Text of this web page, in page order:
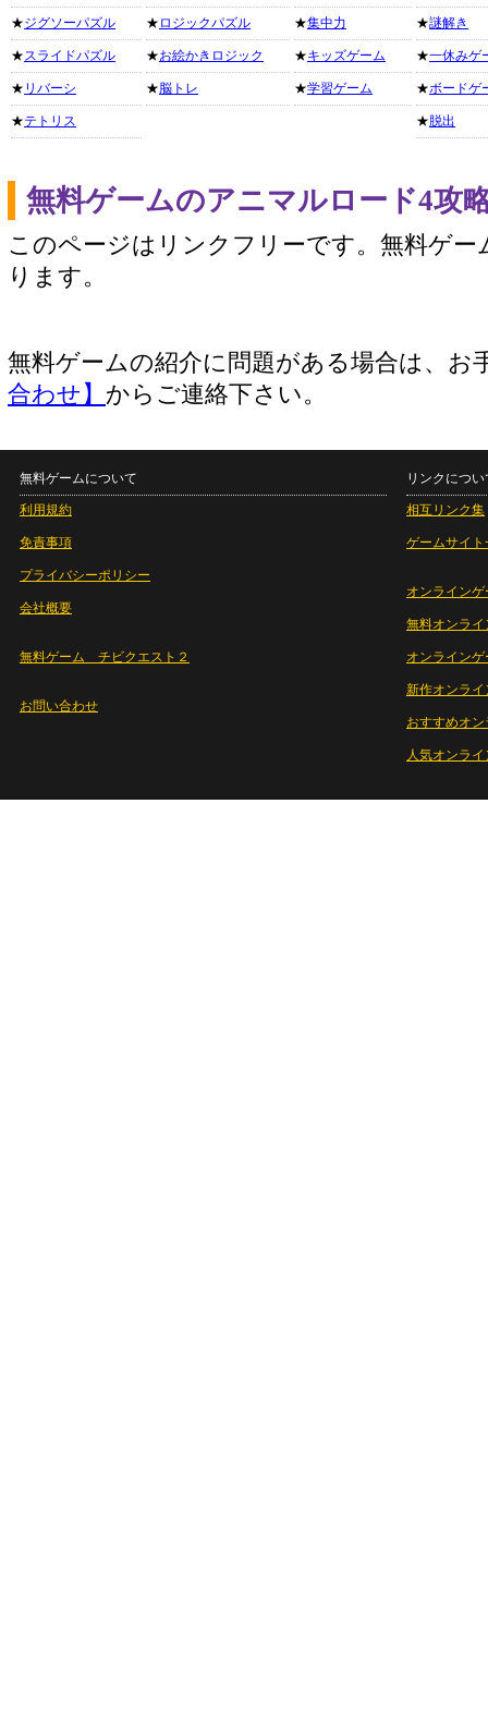
★ジグソーパズル
★スライドパズル
★ リバーシ
★テトリス
★ ロジックパズル
★お絵かきロジック
★脳トレ
★集中力
★キッズゲーム
★学習ゲーム
★謎解き
★一休みゲ
★ボードゲ
★ 脱出
無料ゲームのアニマルロード4攻
このページはリンクフリーです。無料ゲー
ります。
無料ゲームの紹介に問題がある場合は、お
合わせ】 からご連絡下さい。
無料ゲームについて
利用規約
免責事項
プライバシーポリシー
会社概要
無料ゲーム チビクエスト２
お問い合わせ
リンクについ
相互リンク集
ゲームサイト
オンラインゲ
無料オンライ
オンライン
新作オンライ
おすすめオ
人気オンラ